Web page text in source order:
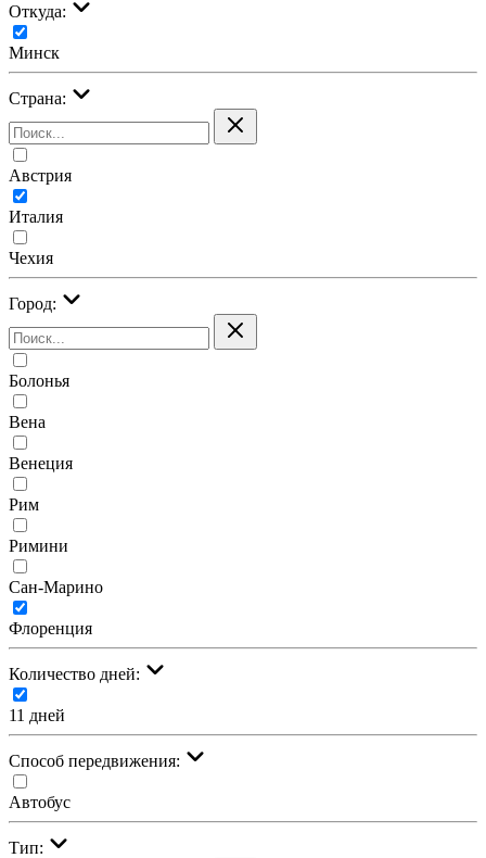
Откуда:
Минск
Страна:
Австрия
Италия
Чехия
Город:
Болонья
Вена
Венеция
Рим
Римини
Сан-Марино
Флоренция
Количество дней:
11 дней
Cпособ передвижения:
Автобус
Тип: